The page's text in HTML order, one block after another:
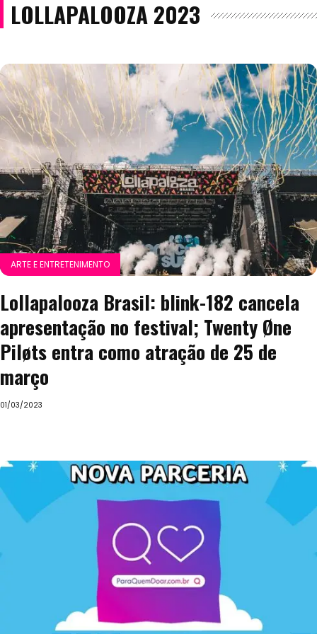
LOLLAPALOOZA 2023
ARTE E ENTRETENIMENTO
Lollapalooza Brasil: blink-182 cancela
apresentação no festival; Twenty Øne
Piløts entra como atração de 25 de
março
01/03/2023